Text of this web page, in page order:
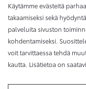
Toyota Helsinki
Käytämme evästeitä
takaamiseksi sekä
palveluita sivuston
kohdentamiseksi.
voit tarvittaessa tehdä
kautta. Lisätietoa on